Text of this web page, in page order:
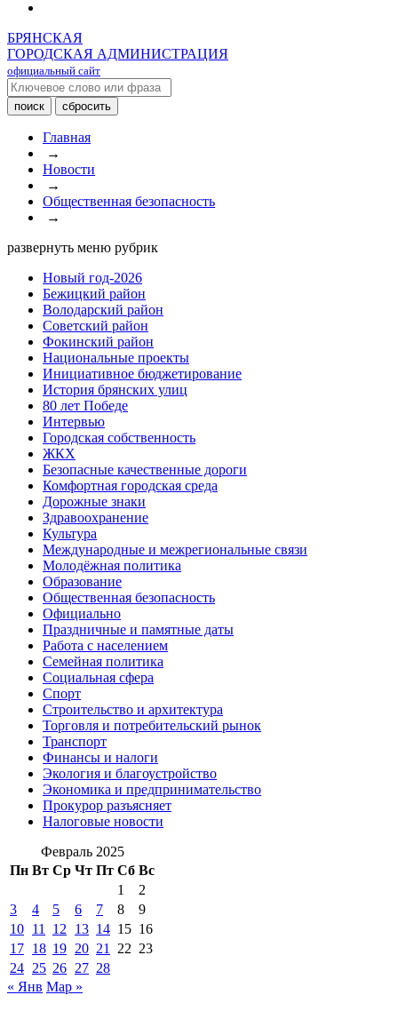
БРЯНСКАЯ
ГОРОДСКАЯ АДМИНИСТРАЦИЯ
официальный сайт
Главная
→
Новости
→
Общественная безопасность
→
развернуть меню рубрик
Новый год-2026
Бежицкий район
Володарский район
Советский район
Фокинский район
Национальные проекты
Инициативное бюджетирование
История брянских улиц
80 лет Победе
Интервью
Городская собственность
ЖКХ
Безопасные качественные дороги
Комфортная городская среда
Дорожные знаки
Здравоохранение
Культура
Международные и межрегиональные связи
Молодёжная политика
Образование
Общественная безопасность
Официально
Праздничные и памятные даты
Работа с населением
Семейная политика
Социальная сфера
Спорт
Строительство и архитектура
Торговля и потребительский рынок
Транспорт
Финансы и налоги
Экология и благоустройство
Экономика и предпринимательство
Прокурор разъясняет
Налоговые новости
Февраль 2025
Пн Вт Ср Чт Пт Сб Вс
1
2
3
4 5 6 7 8
9
10 11 12 13 14 15 16
17 18 19 20 21 22 23
24 25 26 27 28
« Янв Мар »